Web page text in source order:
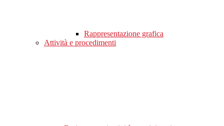
Rappresentazione grafica
Attività e procedimenti